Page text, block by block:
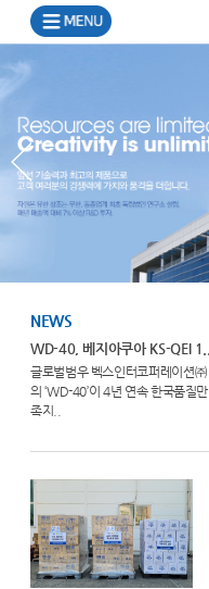
NEWS
WD-40, 베지아쿠아 KS-QEI 1..
글로벌범우 벡스인터코퍼레이션㈜
의 ‘WD-40’이 4년 연속 한국품질만
족지..